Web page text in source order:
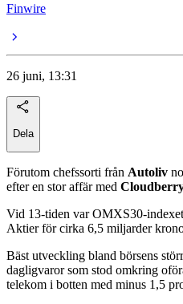
Finwire
26 juni, 13:31
Dela
Förutom chefssorti från Autoliv
efter en stor affär med
Vid 13-tiden var OMXS30-
Aktier för cirka 6,5 miljarder
Bäst utveckling bland börsens
dagligvaror som stod omkring
telekom i botten med minus 1,5